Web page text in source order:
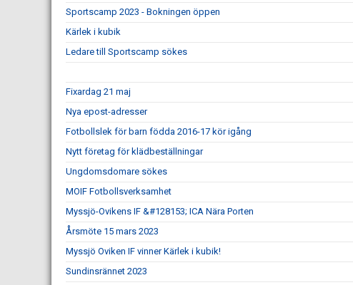
Sportscamp 2023 - Bokningen öppen
Kärlek i kubik
Ledare till Sportscamp sökes
Fixardag 21 maj
Nya epost-adresser
Fotbollslek för barn födda 2016-17 kör igång
Nytt företag för klädbeställningar
Ungdomsdomare sökes
MOIF Fotbollsverksamhet
Myssjö-Ovikens IF &#128153; ICA Nära Porten
Årsmöte 15 mars 2023
Myssjö Oviken IF vinner Kärlek i kubik!
Sundinsrännet 2023